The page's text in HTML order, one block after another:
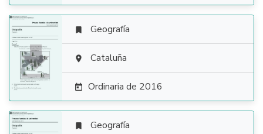

 Geografía
 Cataluña
 Ordinaria de 2016
 Geografía